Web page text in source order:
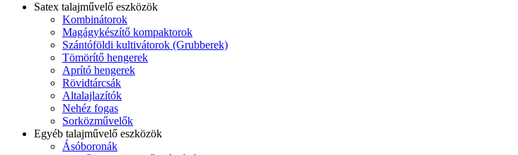
Satex talajművelő eszközök
Kombinátorok
Magágykészítő kompaktorok
Szántóföldi kultivátorok (Grubberek)
Tömörítő hengerek
Aprító hengerek
Rövidtárcsák
Altalajlazítók
Nehéz fogas
Sorközművelők
Egyéb talajművelő eszközök
Ásóboronák